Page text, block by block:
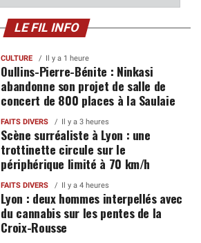
LE FIL INFO
CULTURE Il y a 1 heure
Oullins-Pierre-Bénite : Ninkasi
abandonne son projet de salle de
concert de 800 places à la Saulaie
FAITS DIVERS Il y a 3 heures
Scène surréaliste à Lyon : une
trottinette circule sur le
périphérique limité à 70 km/h
FAITS DIVERS Il y a 4 heures
Lyon : deux hommes interpellés avec
du cannabis sur les pentes de la
Croix-Rousse